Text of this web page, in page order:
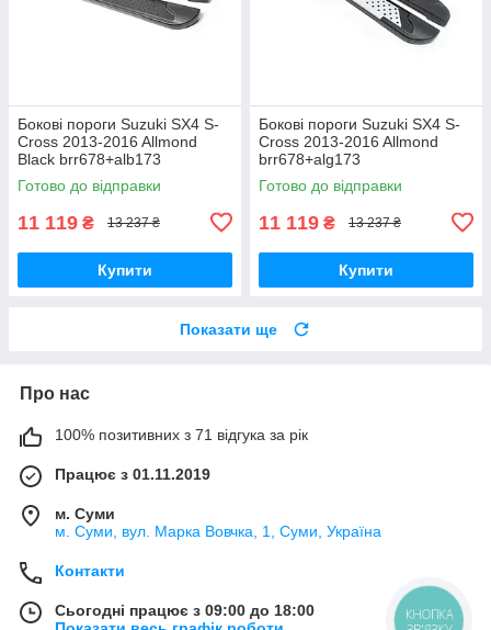
Бокові пороги Suzuki SX4 S-
Cross 2013-2016 Allmond
Black brr678+alb173
Готово до відправки
11 119 ₴ 13 237 ₴
Купити
Бокові пороги Suzuki SX4 S-
Cross 2013-2016 Allmond
brr678+alg173
Готово до відправки
11 119 ₴ 13 237 ₴
Купити
Показати ще
Про нас
100% позитивних з 71 відгука за рік
Працює з 01.11.2019
м. Суми
м. Суми, вул. Марка Вовчка, 1, Суми, Україна
Контакти
Сьогодні працює з 09:00 до 18:00
КНОПКА